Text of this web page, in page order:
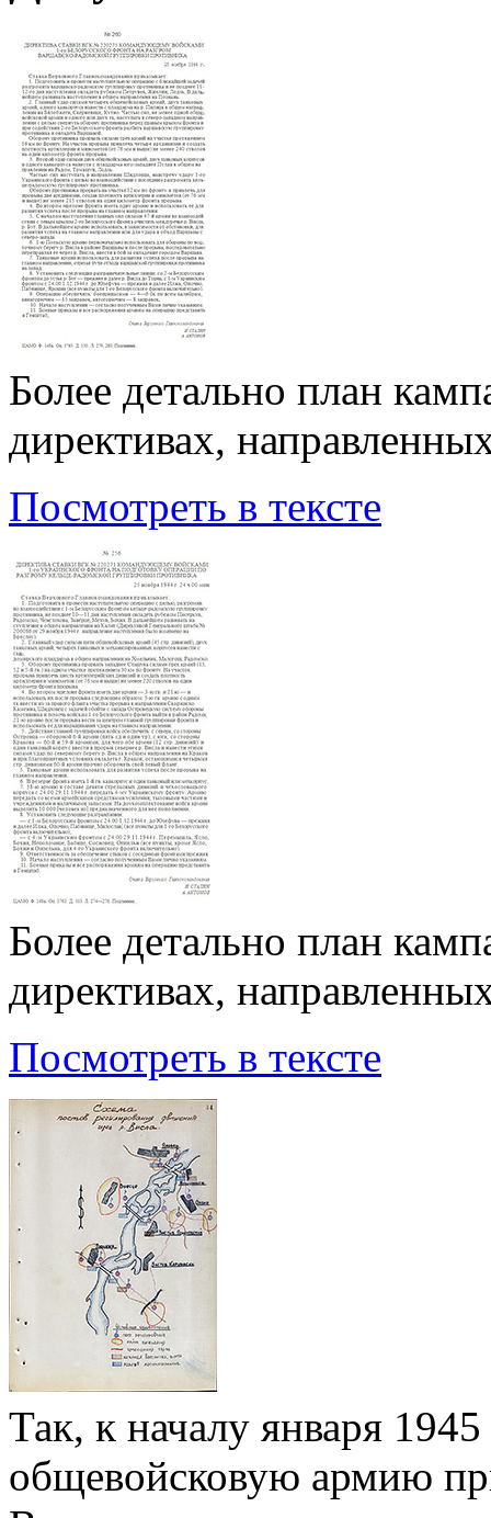
Более детально план
директивах,
Посмотреть в тексте
Более детально план
директивах,
Посмотреть в тексте
Так, к началу января
общевойсковую армию